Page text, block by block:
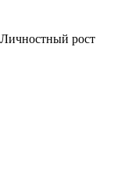
рост